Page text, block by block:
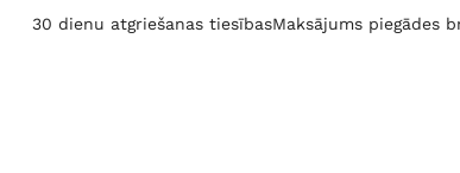
30 dienu atgriešanas tiesībasMaksājums piegādes